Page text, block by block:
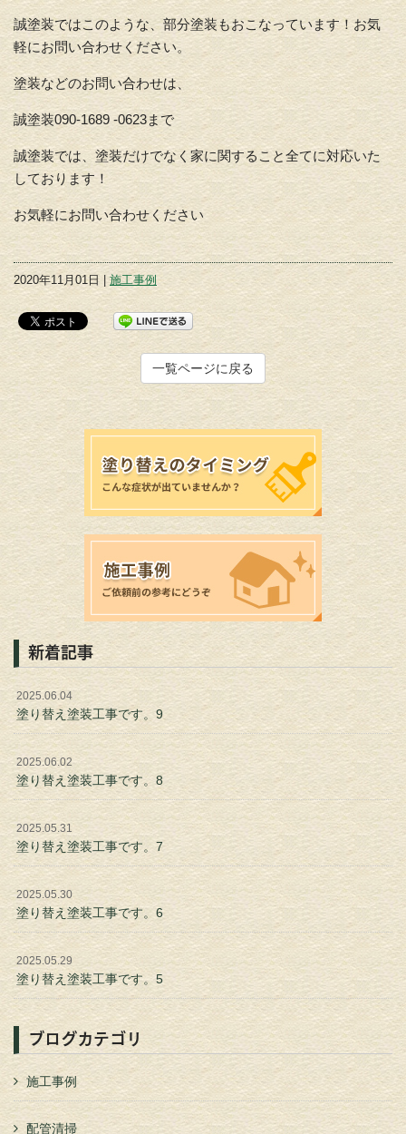
誠塗装ではこのような、部分塗装もおこなっています！お気
軽にお問い合わせください。
塗装などのお問い合わせは、
誠塗装090-1689 -0623まで
誠塗装では、塗装だけでなく家に関すること全てに対応いた
しております！
お気軽にお問い合わせください
2020年11月01日 |施工事例
一覧ページに戻る
新着記事
2025.06.04
塗り替え塗装工事です。9
2025.06.02
塗り替え塗装工事です。8
2025.05.31
塗り替え塗装工事です。7
2025.05.30
塗り替え塗装工事です。6
2025.05.29
塗り替え塗装工事です。5
ブログカテゴリ
施工事例
配管清掃